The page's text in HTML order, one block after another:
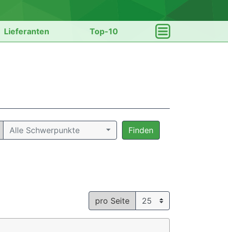
Lieferanten Top-10
Alle Schwerpunkte Finden
pro Seite